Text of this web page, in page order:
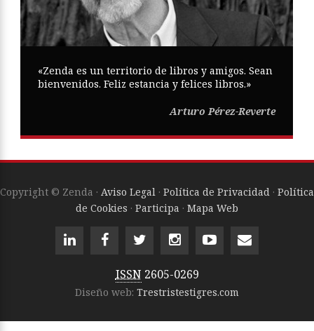
«Zenda es un territorio de libros y amigos. Sean
bienvenidos. Feliz estancia y felices libros.»
Arturo Pérez-Reverte
Copyright © Zenda · Aviso Legal · Política de Privacidad · Política
de Cookies · Participa · Mapa Web
ISSN 2605-0269
Diseño web: Trestristestigres.com